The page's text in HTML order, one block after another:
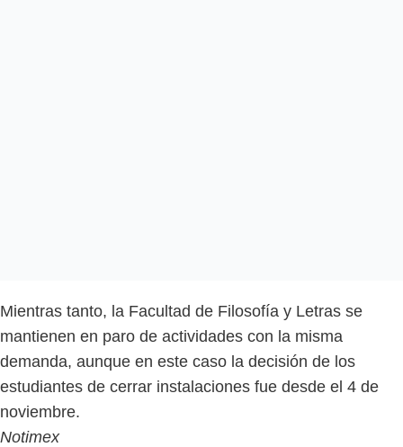
Mientras tanto, la Facultad de Filosofía y Letras se
mantienen en paro de actividades con la misma
demanda, aunque en este caso la decisión de los
estudiantes de cerrar instalaciones fue desde el 4 de
noviembre.
Notimex